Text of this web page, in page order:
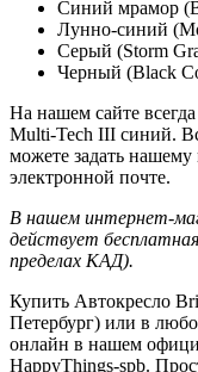
Синий мрамор
Лунно-синий
Серый (Storm
Черный (Black
На нашем сайте
Multi-Tech III синий.
можете задать
электронной почте.
В нашем интернет-
действует
пределах КАД).
Купить Автокресло
Петербург) или в
онлайн в нашем
HappyThings-spb.